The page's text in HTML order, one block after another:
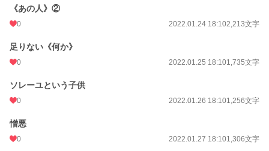
《あの人》②
0 2022.01.24 18:102,213文字
足りない《何か》
0 2022.01.25 18:101,735文字
ソレーユという子供
0 2022.01.26 18:101,256文字
憎悪
0 2022.01.27 18:101,306文字